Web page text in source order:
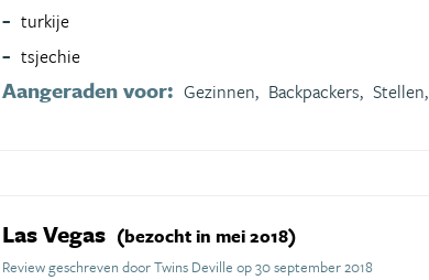
turkije
tsjechie
Aangeraden voor: Gezinnen, Backpackers, Stellen,
Las Vegas (bezocht in mei 2018)
Review geschreven door Twins Deville op 30 september 2018